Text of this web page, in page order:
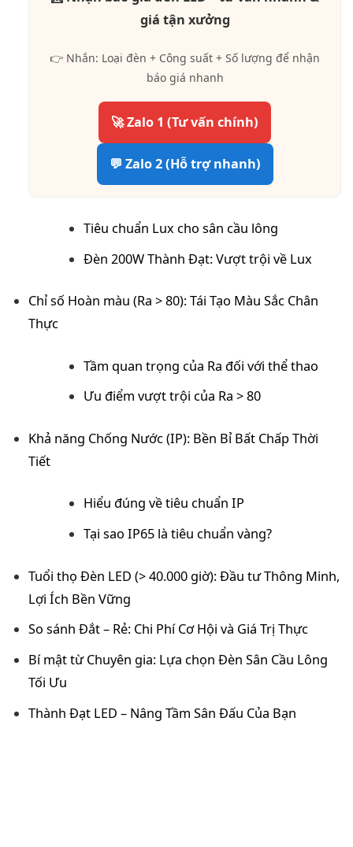
giá tận xưởng
👉 Nhắn: Loại đèn + Công suất + Số lượng để nhận
báo giá nhanh
🚀 Zalo 1 (Tư vấn chính)
💬 Zalo 2 (Hỗ trợ nhanh)
Tiêu chuẩn Lux cho sân cầu lông
Đèn 200W Thành Đạt: Vượt trội về Lux
Chỉ số Hoàn màu (Ra > 80): Tái Tạo Màu Sắc Chân
Thực
Tầm quan trọng của Ra đối với thể thao
Ưu điểm vượt trội của Ra > 80
Khả năng Chống Nước (IP): Bền Bỉ Bất Chấp Thời
Tiết
Hiểu đúng về tiêu chuẩn IP
Tại sao IP65 là tiêu chuẩn vàng?
Tuổi thọ Đèn LED (> 40.000 giờ): Đầu tư Thông Minh,
Lợi Ích Bền Vững
So sánh Đắt – Rẻ: Chi Phí Cơ Hội và Giá Trị Thực
Bí mật từ Chuyên gia: Lựa chọn Đèn Sân Cầu Lông
Tối Ưu
Thành Đạt LED – Nâng Tầm Sân Đấu Của Bạn